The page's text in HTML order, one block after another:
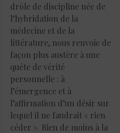
drôle de discipline née de
l’hybridation de la
médecine et de la
littérature, nous renvoie de
façon plus austère à une
quête de vérité
personnelle : à
l’émergence et à
l’affirmation d’un désir sur
lequel il ne faudrait « rien
céder ». Rien de moins à la